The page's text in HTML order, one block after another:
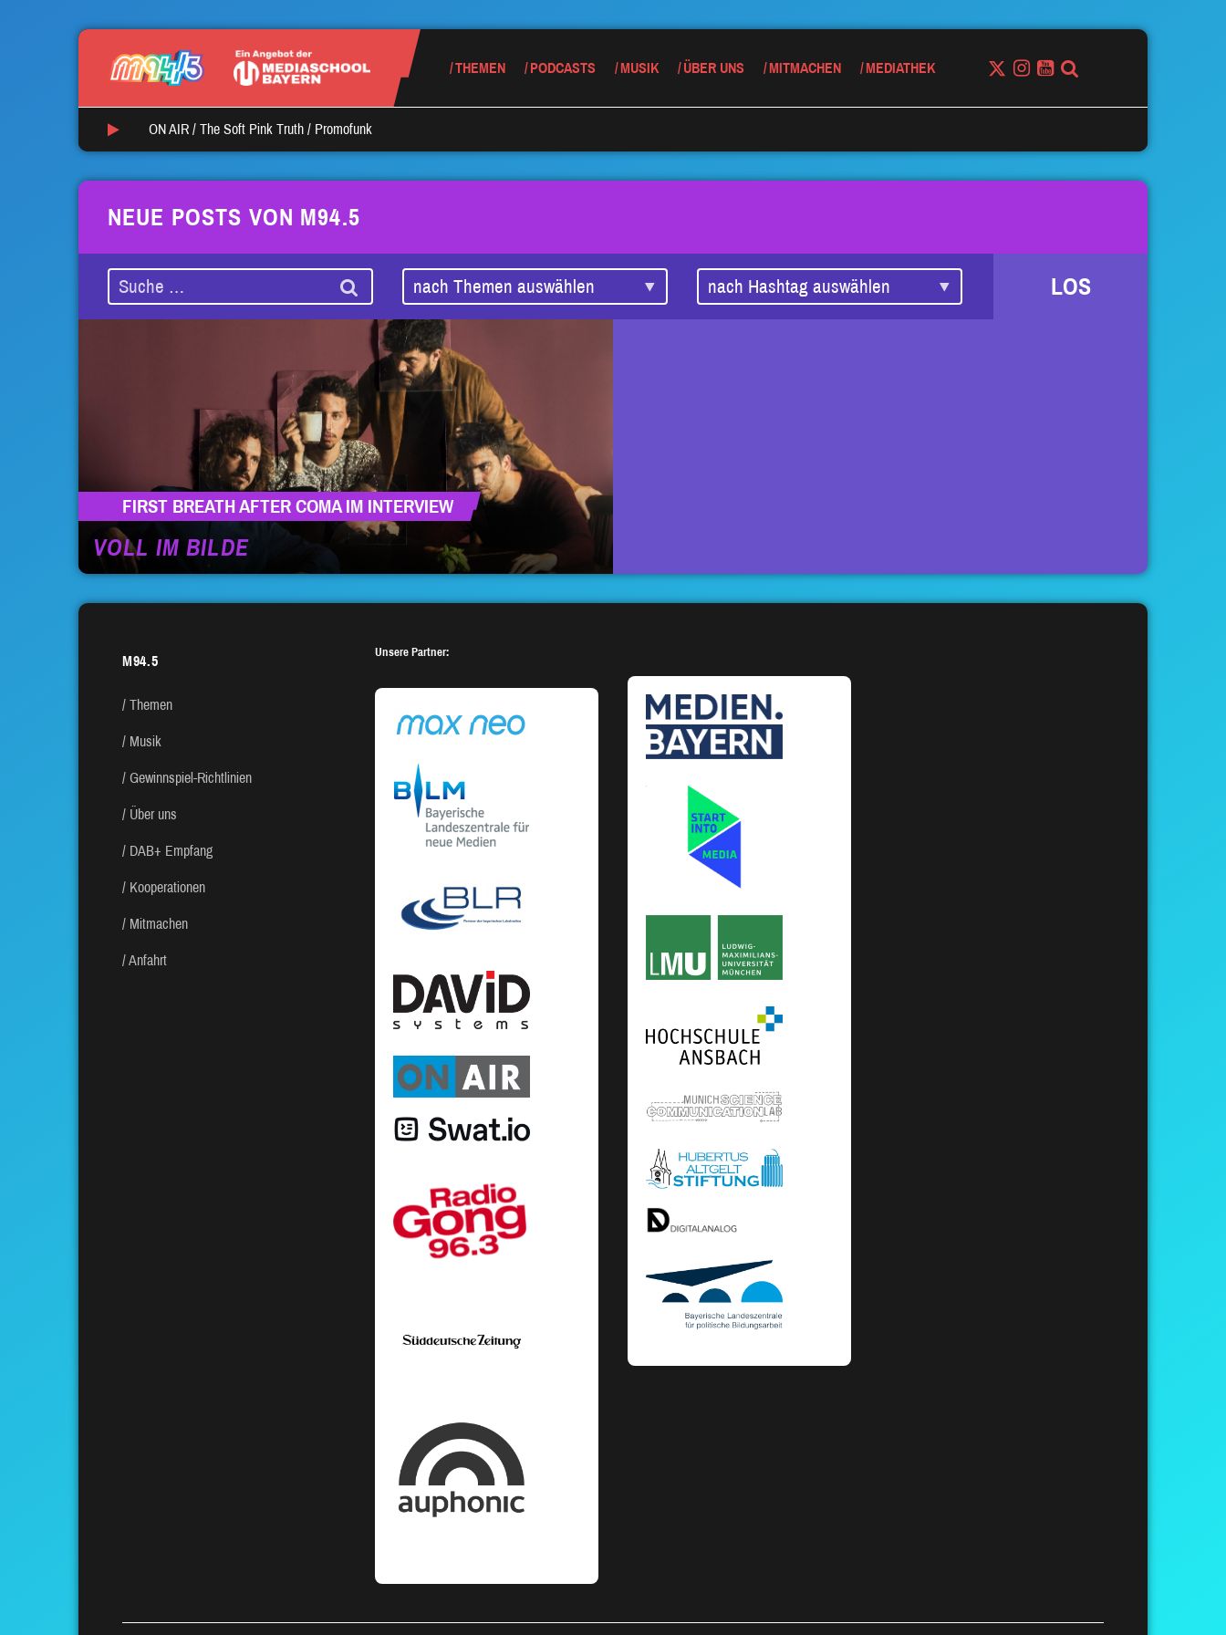
THEMEN PODCASTS MUSIK ÜBER UNS MITMACHEN MEDIATHEK
ON AIR / The Soft Pink Truth / Promofunk
NEUE POSTS VON M94.5
LOS
FIRST BREATH AFTER COMA IM INTERVIEW
VOLL IM BILDE
M94.5
Themen
Musik
Gewinnspiel-Richtlinien
Über uns
DAB+ Empfang
Kooperationen
Mitmachen
Anfahrt
Unsere Partner: